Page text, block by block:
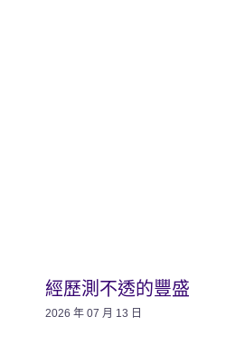
經歷測不透的豐盛
2026 年 07 月 13 日